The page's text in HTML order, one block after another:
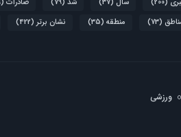
(73) منطقه (35) نشان برتر (422)
ورزشی